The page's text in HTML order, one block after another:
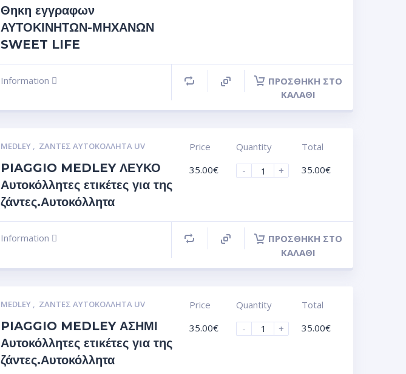
Θηκη εγγραφων
ΑΥΤΟΚΙΝΗΤΩΝ-ΜΗΧΑΝΩΝ
SWEET LIFE
Information
ΠΡΟΣΘΉΚΗ ΣΤΟ
ΚΑΛΆΘΙ
MEDLEY , ΖΆΝΤΕΣ ΑΥΤΟΚΌΛΛΗΤΑ UV
PIAGGIO MEDLEY ΛΕΥΚΟ
Αυτοκόλλητες ετικέτες για της
ζάντες.Αυτοκόλλητα
Price
35.00€
Quantity
-
+
Total
35.00€
Information
ΠΡΟΣΘΉΚΗ ΣΤΟ
ΚΑΛΆΘΙ
MEDLEY , ΖΆΝΤΕΣ ΑΥΤΟΚΌΛΛΗΤΑ UV
PIAGGIO MEDLEY ΑΣΗΜΙ
Αυτοκόλλητες ετικέτες για της
ζάντες.Αυτοκόλλητα
Price
35.00€
Quantity
-
+
Total
35.00€